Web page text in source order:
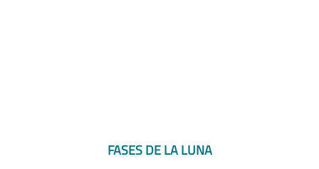
FASES DE LA LUNA